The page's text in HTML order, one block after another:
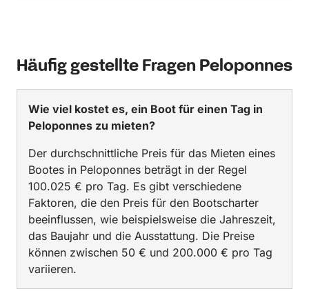
Häufig gestellte Fragen Peloponnes
Wie viel kostet es, ein Boot für einen Tag in
Peloponnes zu mieten?
Der durchschnittliche Preis für das Mieten eines
Bootes in Peloponnes beträgt in der Regel
100.025 € pro Tag. Es gibt verschiedene
Faktoren, die den Preis für den Bootscharter
beeinflussen, wie beispielsweise die Jahreszeit,
das Baujahr und die Ausstattung. Die Preise
können zwischen 50 € und 200.000 € pro Tag
variieren.